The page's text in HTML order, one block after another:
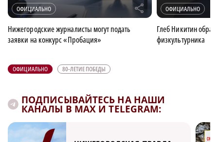
ОФИЦИАЛЬНО r
Нижегородские журналисты могут подать
заявки на конкурс «Пробация»
ОФИЦИАЛЬНО
Глеб Никитин
физкультурника
ОФИЦИАЛЬНО 80-ЛЕТИЕ ПОБЕДЫ
ПОДПИСЫВАЙТЕСЬ НА НАШИ
КАНАЛЫ В MAX И TELEGRAM: